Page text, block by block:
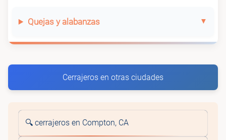
Quejas y alabanzas
Cerrajeros en otras ciudades
🔍 cerrajeros en Compton, CA